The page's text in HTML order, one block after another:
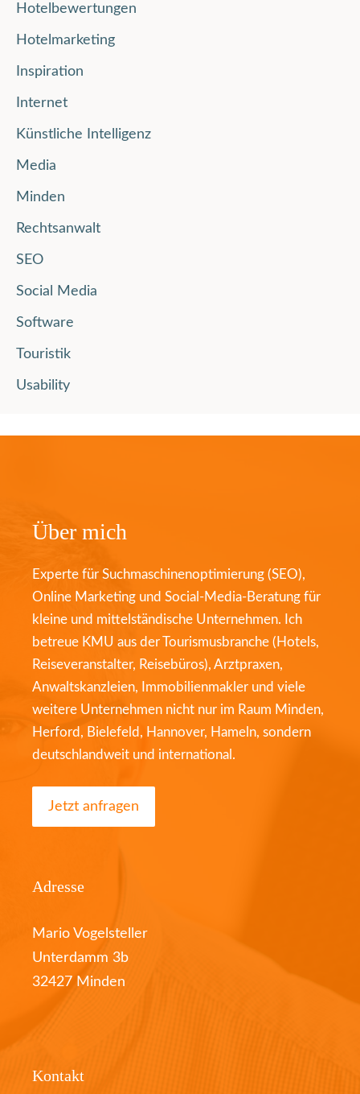
Hotelbewertungen
Hotelmarketing
Inspiration
Internet
Künstliche Intelligenz
Media
Minden
Rechtsanwalt
SEO
Social Media
Software
Touristik
Usability
Über mich
Experte für Suchmaschinenoptimierung (SEO),
Online Marketing und Social-Media-Beratung für
kleine und mittelständische Unternehmen. Ich
betreue KMU aus der Tourismusbranche (Hotels,
Reiseveranstalter, Reisebüros), Arztpraxen,
Anwaltskanzleien, Immobilienmakler und viele
weitere Unternehmen nicht nur im Raum Minden,
Herford, Bielefeld, Hannover, Hameln, sondern
deutschlandweit und international.
Jetzt anfragen
Adresse
Mario Vogelsteller
Unterdamm 3b
32427 Minden
Kontakt